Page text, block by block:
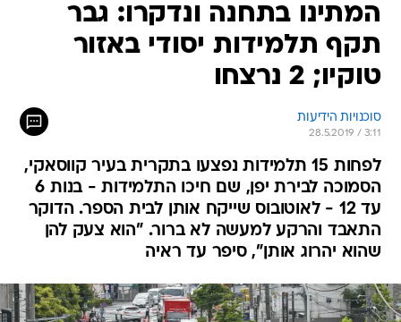
המתינו בתחנה ונדקרו: גבר
תקף תלמידות יסודי באזור
טוקיו; 2 נרצחו
סוכנויות הידיעות
28.5.2019 / 3:11
לפחות 15 תלמידות נפצעו בתקרית בעיר קווסאקי,
הסמוכה לבירת יפן, שם חיכו התלמידות - בנות 6
עד 12 - לאוטובוס שייקח אותן לבית הספר. הדוקר
התאבד והרקע למעשה לא ברור. "הוא צעק להן
שהוא יהרוג אותן", סיפר עד ראיה